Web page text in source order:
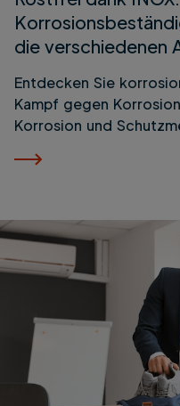
die verschiedenen
Entdecken Sie
Kampf gegen
Korrosion und